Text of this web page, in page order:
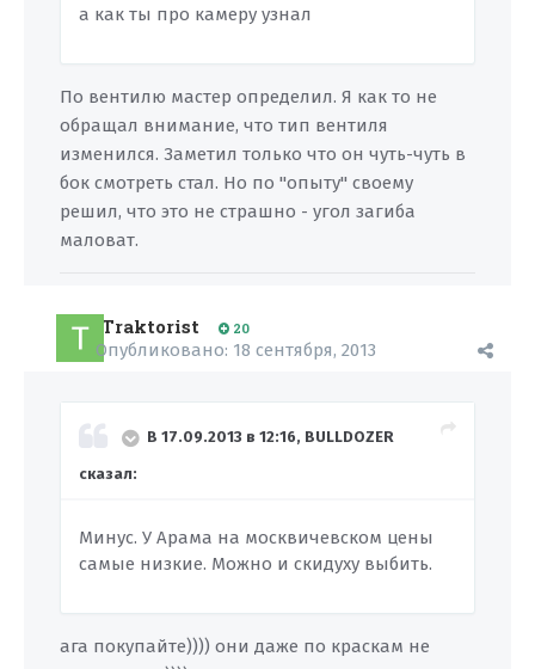
а как ты про камеру узнал
По вентилю мастер определил. Я как то не
обращал внимание, что тип вентиля
изменился. Заметил только что он чуть-чуть в
бок смотреть стал. Но по "опыту" своему
решил, что это не страшно - угол загиба
маловат.
Traktorist 20
Опубликовано: 18 сентября, 2013
В 17.09.2013 в 12:16, BULLDOZER
сказал:
Минус. У Арама на москвичевском цены
самые низкие. Можно и скидуху выбить.
ага покупайте)))) они даже по краскам не